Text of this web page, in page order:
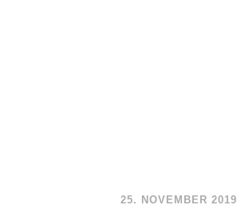
25. NOVEMBER 2019